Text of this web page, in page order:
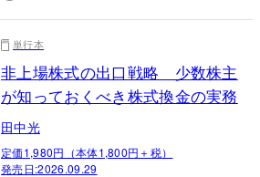
単行本
非上場株式の出口戦略 少数株主
が知っておくべき株式換金の実務
田中光
定価1,980円（本体1,800円＋税）
発売日:2026.09.29